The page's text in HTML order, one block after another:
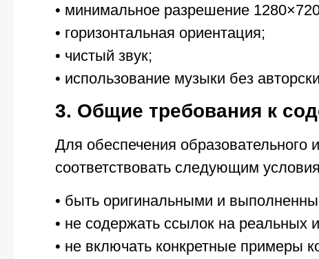
• минимальное разрешение
• горизонтальная ориентация;
• чистый звук;
• использование музыки без
3. Общие требования к
Для обеспечения
соответствовать следующим
• быть оригинальными и
• не содержать ссылок на
• не включать конкретные примеры